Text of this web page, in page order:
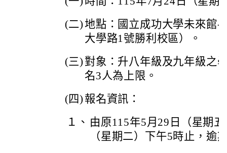
(二)地點：國立成功大學未來館-
大學路1號勝利校區）。
(三) 對象：升八年級及九年級之
名3人為上限。
(四) 報名資訊：
１、 由原115年5月29日（星期
（星期二）下午5時止，逾